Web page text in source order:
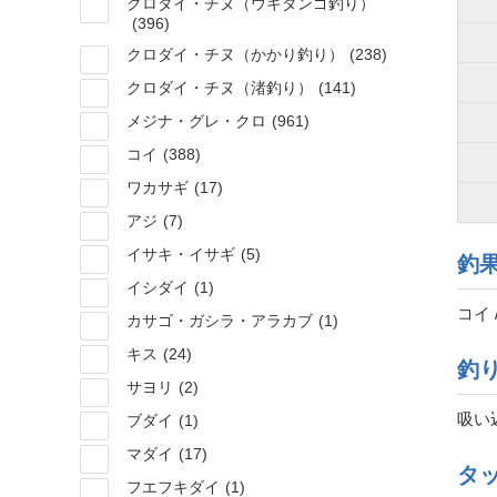
(396)
クロダイ・チヌ（かかり釣り）
(238)
クロダイ・チヌ（渚釣り）
(141)
メジナ・グレ・クロ (961)
コイ (388)
ワカサギ (17)
アジ (7)
イサキ・イサギ (5)
イシダイ (1)
カサゴ・ガシラ・アラカブ (1)
キス (24)
サヨリ (2)
ブダイ (1)
マダイ (17)
フエフキダイ (1)
釣
コイ
釣
吸い
タ